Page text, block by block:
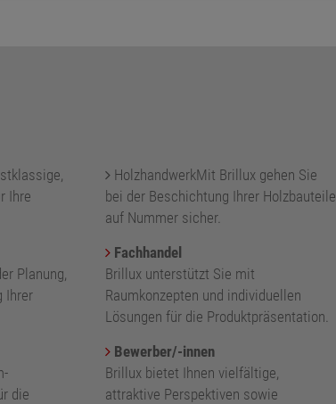
Ihre
Planung,
Ihrer
die
HolzhandwerkMit Brillux gehen Sie
bei der Beschichtung Ihrer Holzbauteile
auf Nummer sicher.
Fachhandel
Brillux unterstützt Sie mit
Raumkonzepten und individuellen
Lösungen für die Produktpräsentation.
Bewerber/-innen
Brillux bietet Ihnen vielfältige,
attraktive Perspektiven sowie